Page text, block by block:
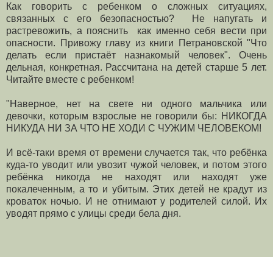
Как говорить с ребенком о сложных ситуациях,
связанных с его безопасностью? Не напугать и
растревожить, а пояснить как именно себя вести при
опасности. Привожу главу из книги Петрановской "Что
делать если пристаёт назнакомый человек". Очень
дельная, конкретная. Рассчитана на детей старше 5 лет.
Читайте вместе с ребенком!
"Наверное, нет на свете ни одного мальчика или
девочки, которым взрослые не говорили бы: НИКОГДА
НИКУДА НИ ЗА ЧТО НЕ ХОДИ С ЧУЖИМ ЧЕЛОВЕКОМ!
И всё-таки время от времени случается так, что ребёнка
куда-то уводит или увозит чужой человек, и потом этого
ребёнка никогда не находят или находят уже
покалеченным, а то и убитым. Этих детей не крадут из
кроваток ночью. И не отнимают у родителей силой. Их
уводят прямо с улицы среди бела дня.